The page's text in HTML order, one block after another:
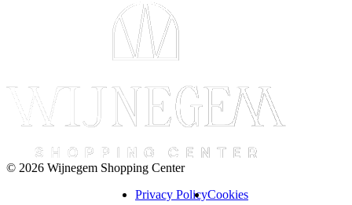
© 2026 Wijnegem Shopping Center
Privacy PolicyCookies